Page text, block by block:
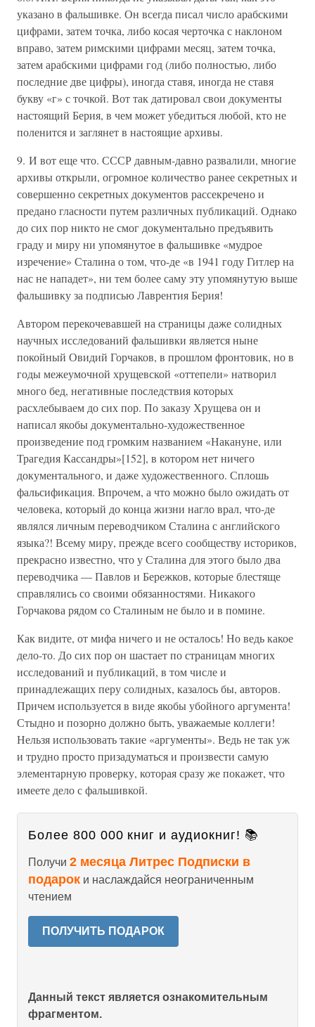
указано в фальшивке. Он всегда писал число арабскими
цифрами, затем точка, либо косая черточка с наклоном
вправо, затем римскими цифрами месяц, затем точка,
затем арабскими цифрами год (либо полностью, либо
последние две цифры), иногда ставя, иногда не ставя
букву «г» с точкой. Вот так датировал свои документы
настоящий Берия, в чем может убедиться любой, кто не
поленится и заглянет в настоящие архивы.
9. И вот еще что. СССР давным-давно развалили, многие
архивы открыли, огромное количество ранее секретных и
совершенно секретных документов рассекречено и
предано гласности путем различных публикаций. Однако
до сих пор никто не смог документально предъявить
граду и миру ни упомянутое в фальшивке «мудрое
изречение» Сталина о том, что-де «в 1941 году Гитлер на
нас не нападет», ни тем более саму эту упомянутую выше
фальшивку за подписью Лаврентия Берия!
Автором перекочевавшей на страницы даже солидных
научных исследований фальшивки является ныне
покойный Овидий Горчаков, в прошлом фронтовик, но в
годы межеумочной хрущевской «оттепели» натворил
много бед, негативные последствия которых
расхлебываем до сих пор. По заказу Хрущева он и
написал якобы документально-художественное
произведение под громким названием «Накануне, или
Трагедия Кассандры»[152], в котором нет ничего
документального, и даже художественного. Сплошь
фальсификация. Впрочем, а что можно было ожидать от
человека, который до конца жизни нагло врал, что-де
являлся личным переводчиком Сталина с английского
языка?! Всему миру, прежде всего сообществу историков,
прекрасно известно, что у Сталина для этого было два
переводчика — Павлов и Бережков, которые блестяще
справлялись со своими обязанностями. Никакого
Горчакова рядом со Сталиным не было и в помине.
Как видите, от мифа ничего и не осталось! Но ведь какое
дело-то. До сих пор он шастает по страницам многих
исследований и публикаций, в том числе и
принадлежащих перу солидных, казалось бы, авторов.
Причем используется в виде якобы убойного аргумента!
Стыдно и позорно должно быть, уважаемые коллеги!
Нельзя использовать такие «аргументы». Ведь не так уж
и трудно просто призадуматься и произвести самую
элементарную проверку, которая сразу же покажет, что
имеете дело с фальшивкой.
Более 800 000 книг и аудиокниг! 📚
Получи 2 месяца Литрес Подписки в
подарок и наслаждайся неограниченным
чтением
ПОЛУЧИТЬ ПОДАРОК
Данный текст является ознакомительным
фрагментом.